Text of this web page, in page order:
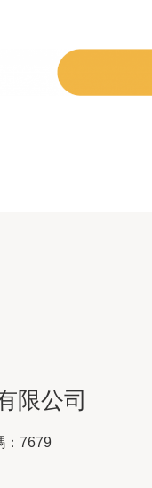
限公司
：7679